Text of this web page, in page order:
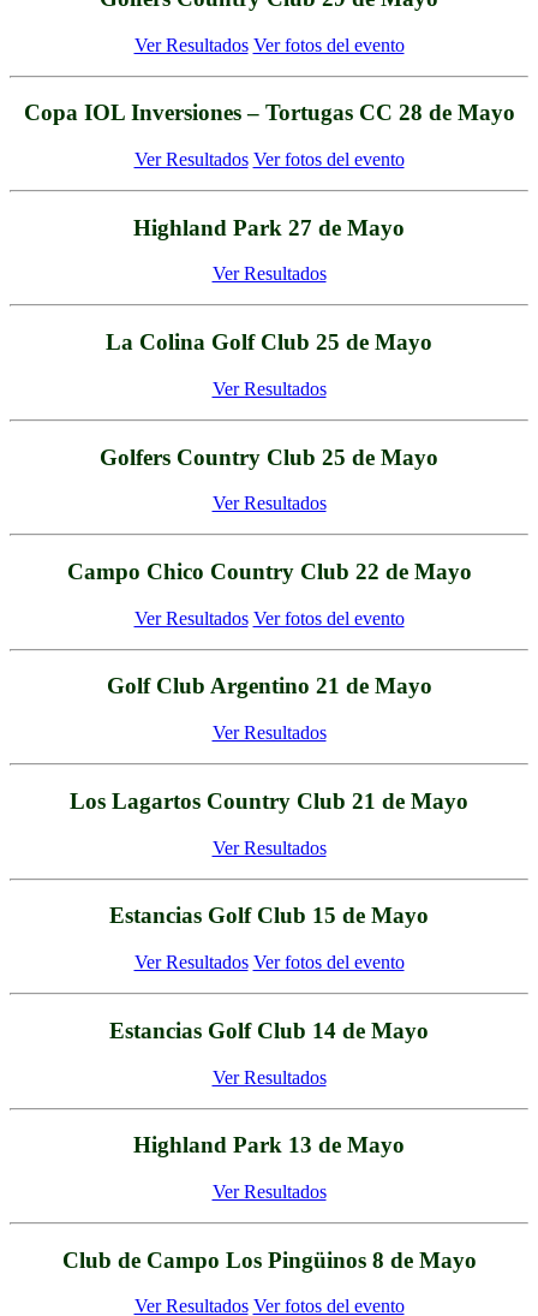
Ver Resultados Ver fotos del evento
Copa IOL Inversiones – Tortugas CC 28 de Mayo
Ver Resultados Ver fotos del evento
Highland Park 27 de Mayo
Ver Resultados
La Colina Golf Club 25 de Mayo
Ver Resultados
Golfers Country Club 25 de Mayo
Ver Resultados
Campo Chico Country Club 22 de Mayo
Ver Resultados Ver fotos del evento
Golf Club Argentino 21 de Mayo
Ver Resultados
Los Lagartos Country Club 21 de Mayo
Ver Resultados
Estancias Golf Club 15 de Mayo
Ver Resultados Ver fotos del evento
Estancias Golf Club 14 de Mayo
Ver Resultados
Highland Park 13 de Mayo
Ver Resultados
Club de Campo Los Pingüinos 8 de Mayo
Ver Resultados Ver fotos del evento